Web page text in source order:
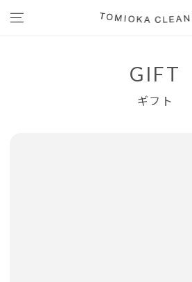
コンテンツにスキップする
GIFT
ギフト